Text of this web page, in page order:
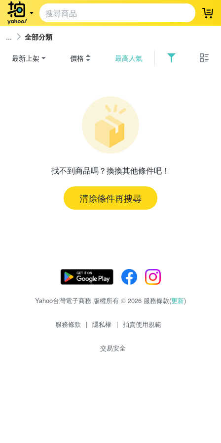
登
全部分類
最新上架 價格 最高人氣
找不到商品嗎？換換其他條件吧！
清除條件再搜尋
Yahoo台灣電子商務 版權所有 © 2026 服務條款(更新)
服務條款 | 隱私權 | 拍賣使用規範
交易安全